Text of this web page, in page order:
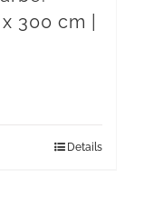
300 cm |
Details